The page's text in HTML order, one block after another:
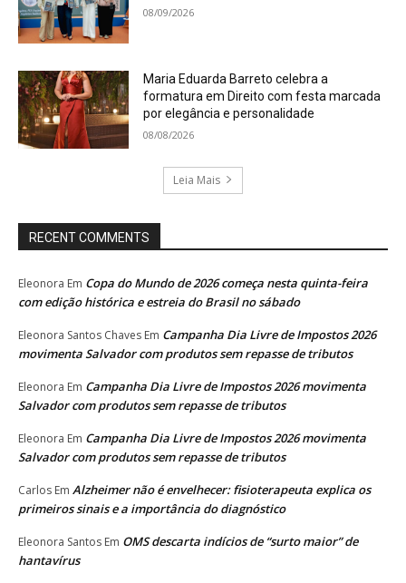
08/09/2026
Maria Eduarda Barreto celebra a
formatura em Direito com festa marcada
por elegância e personalidade
08/08/2026
Leia Mais
RECENT COMMENTS
Eleonora Em Copa do Mundo de 2026 começa nesta quinta-feira
com edição histórica e estreia do Brasil no sábado
Eleonora Santos Chaves Em Campanha Dia Livre de Impostos 2026
movimenta Salvador com produtos sem repasse de tributos
Eleonora Em Campanha Dia Livre de Impostos 2026 movimenta
Salvador com produtos sem repasse de tributos
Eleonora Em Campanha Dia Livre de Impostos 2026 movimenta
Salvador com produtos sem repasse de tributos
Carlos Em Alzheimer não é envelhecer: fisioterapeuta explica os
primeiros sinais e a importância do diagnóstico
Eleonora Santos Em OMS descarta indícios de “surto maior” de
hantavírus